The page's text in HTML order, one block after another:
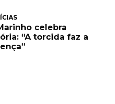
celebra
“A torcida faz a